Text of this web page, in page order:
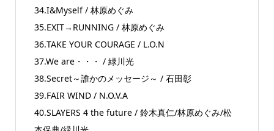
34.I&Myself / 林原めぐみ
35.EXIT→RUNNING / 林原めぐみ
36.TAKE YOUR COURAGE / L.O.N
37.We are・・・ / 緑川光
38.Secret～誰かのメッセージ～ / 石田彰
39.FAIR WIND / N.O.V.A
40.SLAYERS 4 the future / 鈴木真仁/林原めぐみ/松